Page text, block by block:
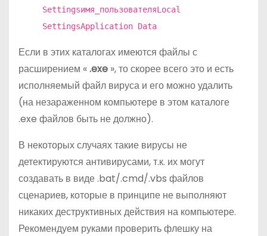
Settingsимя_пользователяLocal
SettingsApplication Data
Если в этих каталогах имеются файлы с
расширением «.exe », то скорее всего это и есть
исполняемый файл вируса и его можно удалить
(на незараженном компьютере в этом каталоге
.exe файлов быть не должно).
В некоторых случаях такие вирусы не
детектируются антивирусами, т.к. их могут
создавать в виде .bat/.cmd/.vbs файлов
сценариев, которые в принципе не выполняют
никаких деструктивных действия на компьютере.
Рекомендуем руками проверить флешку на